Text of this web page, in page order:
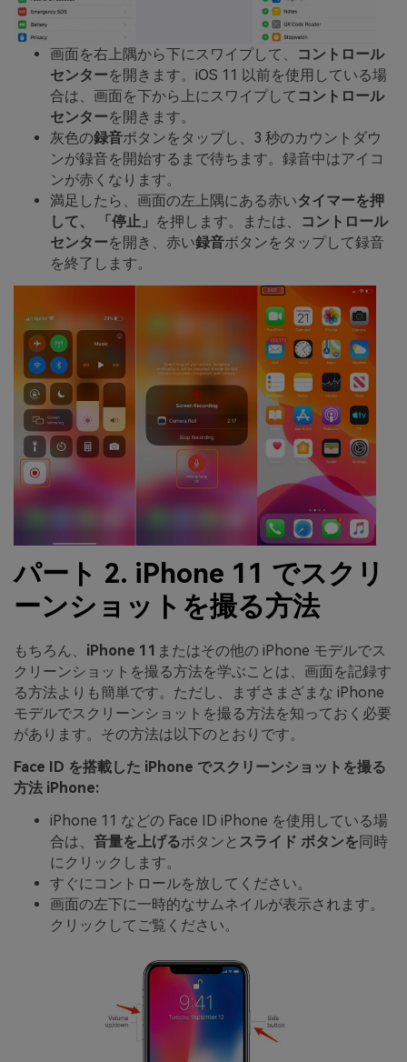
画面を右上隅から下にスワイプして、
コントロール
センターを開きます。iOS 11 以前を使用している場
合は、画面を下から上にスワイプして コントロール
センターを開きます。
灰色の録音ボタンをタップし、3 秒のカウントダウ
ンが録音を開始するまで待ちます。録音中はアイコ
ンが赤くなります。
満足したら、画面の左上隅にある赤いタイマーを押
して、
「停止」 を押します。または、
コントロール
センターを開き、赤い録音ボタンをタップして録音
を終了します。
パート 2. iPhone 11 でスクリ
ーンショットを撮る方法
もちろん、 iPhone 11 またはその他の iPhone モデルでス
クリーンショットを撮る方法を学ぶことは、画面を記録す
る方法よりも簡単です。ただし、まずさまざまな iPhone
モデルでスクリーンショットを撮る方法を知っておく必要
があります。その方法は以下のとおりです。
Face ID を搭載した iPhone でスクリーンショットを撮る
方法 iPhone:
iPhone 11 などの Face ID iPhone を使用している場
合は、 音量を上げるボタンと スライド ボタンを同時
にクリックします。
すぐにコントロールを放してください。
画面の左下に一時的なサムネイルが表示されます。
クリックしてご覧ください。